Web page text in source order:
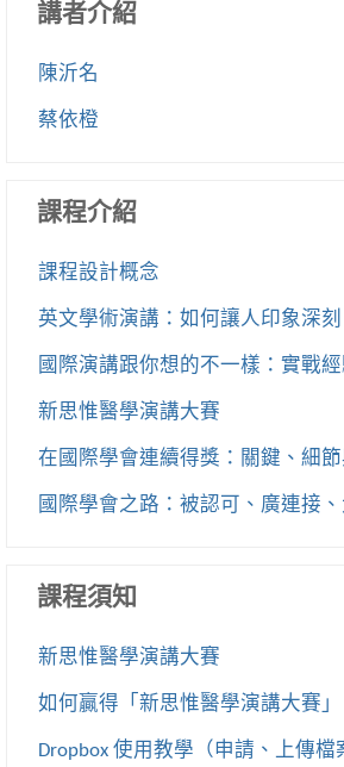
講者介紹
陳沂名
蔡依橙
課程介紹
課程設計概念
英文學術演講：如何讓人印象深刻
國際演講跟你想的不一樣：實戰經
新思惟醫學演講大賽
在國際學會連續得獎：關鍵、細
國際學會之路：被認可、廣連接
課程須知
新思惟醫學演講大賽
如何贏得「新思惟醫學演講大賽」
Dropbox 使用教學（申請、上傳檔